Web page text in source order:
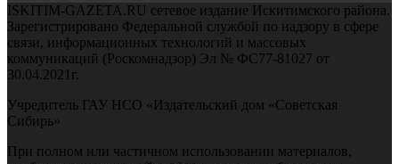
ISKITIM-GAZETA.RU сетевое издание Искитимского района.
Зарегистрировано Федеральной службой по надзору в сфере
связи, информационных технологий и массовых
коммуникаций (Роскомнадзор) Эл № ФС77-81027 от
30.04.2021г.
Учредитель ГАУ НСО «Издательский дом «Советская
Сибирь»
При полном или частичном использовании материалов,